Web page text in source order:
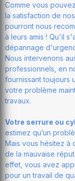
Comme vous
la satisfaction de
pourront nous
à leurs amis ! Qu'il
dépannage
Nous intervenons
professionnels, en
fournissant toujours
votre problème
travaux.
Votre serrure ou
estimez qu’un
Mais vous hésitez à
de la mauvaise
effet, vous avez
pour un travail de